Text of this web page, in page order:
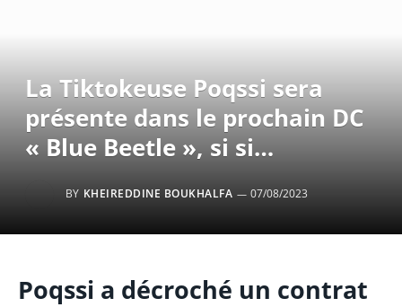
La Tiktokeuse Poqssi sera
présente dans le prochain DC
« Blue Beetle », si si…
BY KHEIREDDINE BOUKHALFA 07/08/2023
Poqssi a décroché un contrat